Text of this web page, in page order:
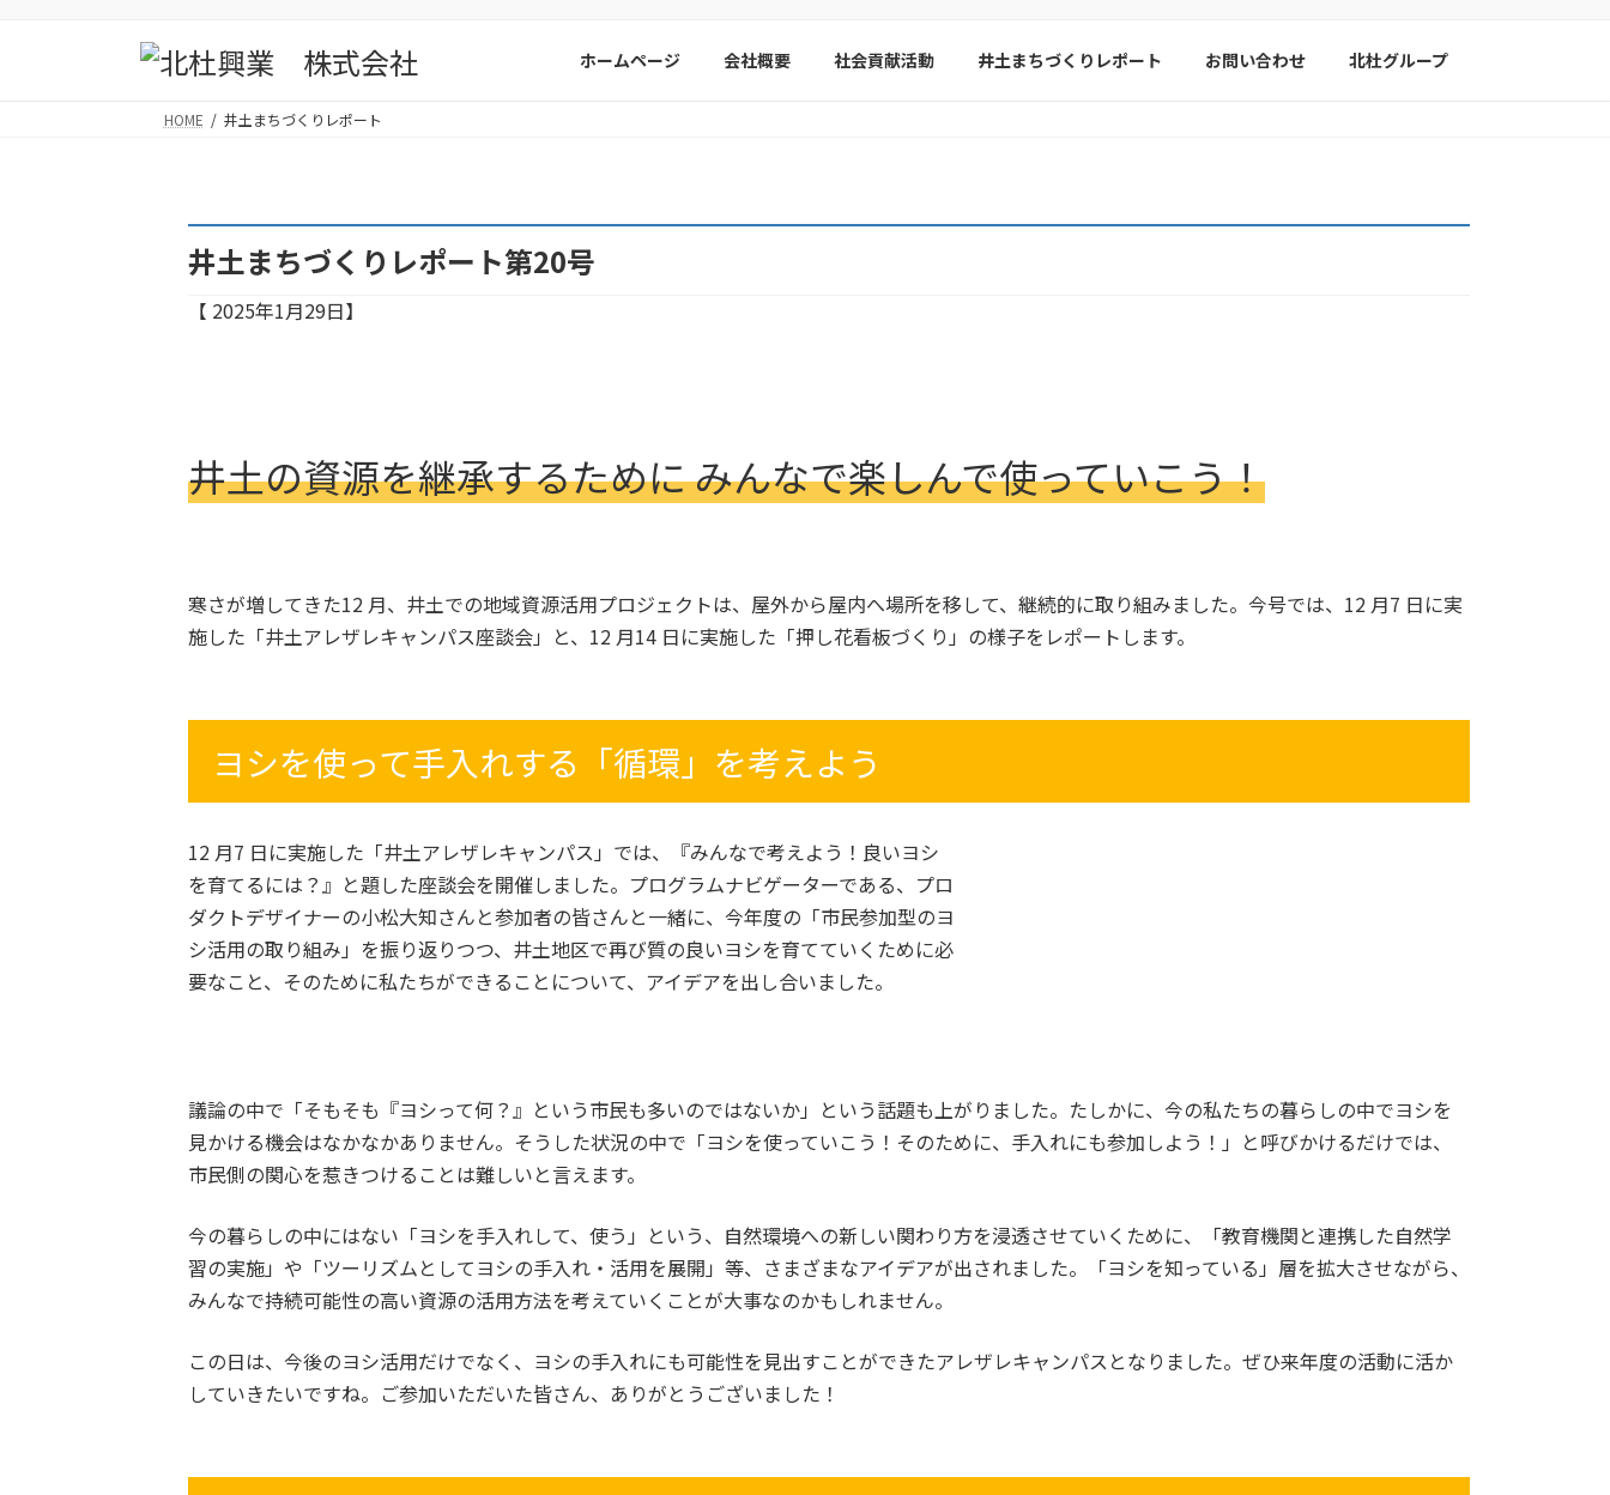
ホームページ 会社概要 社会貢献活動 井土まちづくりレポート お問い合わせ 北杜グループ
HOME 井土まちづくりレポート
井土まちづくりレポート第20号
2025年1月29日
井土の資源を継承するために みんなで楽しんで使っていこう！
寒さが増してきた12 月、井土での地域資源活用プロジェクトは、屋外から屋内へ場所を移して、継続的に取り組みました。今号では、12 月7 日に実
施した「井土アレザレキャンパス座談会」と、12 月14 日に実施した「押し花看板づくり」の様子をレポートします。
ヨシを使って手入れする「循環」を考えよう
12 月7 日に実施した「井土アレザレキャンパス」では、『みんなで考えよう！良いヨシ
を育てるには？』と題した座談会を開催しました。プログラムナビゲーターである、プロ
ダクトデザイナーの小松大知さんと参加者の皆さんと一緒に、今年度の「市民参加型のヨ
シ活用の取り組み」を振り返りつつ、井土地区で再び質の良いヨシを育てていくために必
要なこと、そのために私たちができることについて、アイデアを出し合いました。
議論の中で「そもそも『ヨシって何？』という市民も多いのではないか」という話題も上がりました。たしかに、今の私たちの暮らしの中でヨシを
見かける機会はなかなかありません。そうした状況の中で「ヨシを使っていこう！そのために、手入れにも参加しよう！」と呼びかけるだけでは、
市民側の関心を惹きつけることは難しいと言えます。
今の暮らしの中にはない「ヨシを手入れして、使う」という、自然環境への新しい関わり方を浸透させていくために、「教育機関と連携した自然学
習の実施」や「ツーリズムとしてヨシの手入れ・活用を展開」等、さまざまなアイデアが出されました。「ヨシを知っている」層を拡大させながら、
みんなで持続可能性の高い資源の活用方法を考えていくことが大事なのかもしれません。
この日は、今後のヨシ活用だけでなく、ヨシの手入れにも可能性を見出すことができたアレザレキャンパスとなりました。ぜひ来年度の活動に活か
していきたいですね。ご参加いただいた皆さん、ありがとうございました！